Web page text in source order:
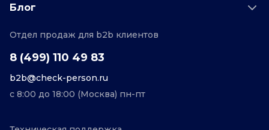
О проекте
Персональные данные
Блог
Редакционная политика
Отдел продаж для b2b клиентов
8 (499) 110 49 83
b2b@check-person.ru
с 8:00 до 18:00 (Москва) пн-пт